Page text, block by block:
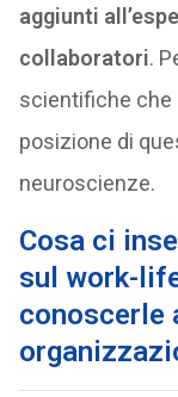
aggiunti
collaboratori.
scientifiche che
posizione di
neuroscienze.
Cosa ci
sul work-
conoscerle